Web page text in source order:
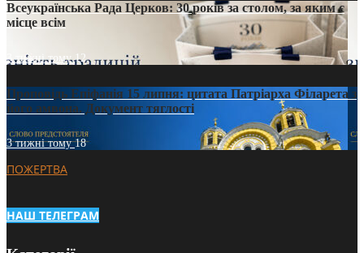
Всеукраїнська Рада Церков: 30 років за столом, за яким є
місце всім
3 тижні тому12
Проповідь Епіфанія 15 липня: цитата Патріарха Філарета з
його амвона. Документ тяглості
3 тижні тому18
ПОЖЕРТВА
НАШ ТЕЛЕГРАМ